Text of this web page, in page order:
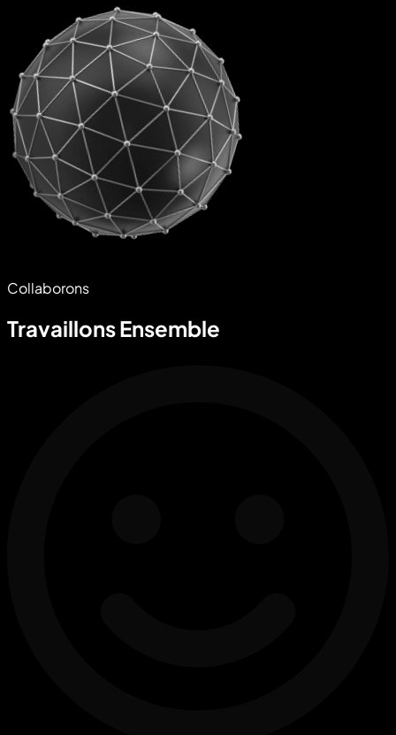
Collaborons
Travaillons Ensemble